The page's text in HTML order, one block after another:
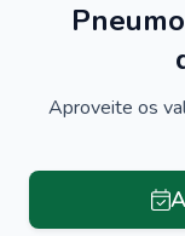
Aproveite os